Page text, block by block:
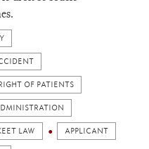
OF PATIENTS
LAW APPLICANT